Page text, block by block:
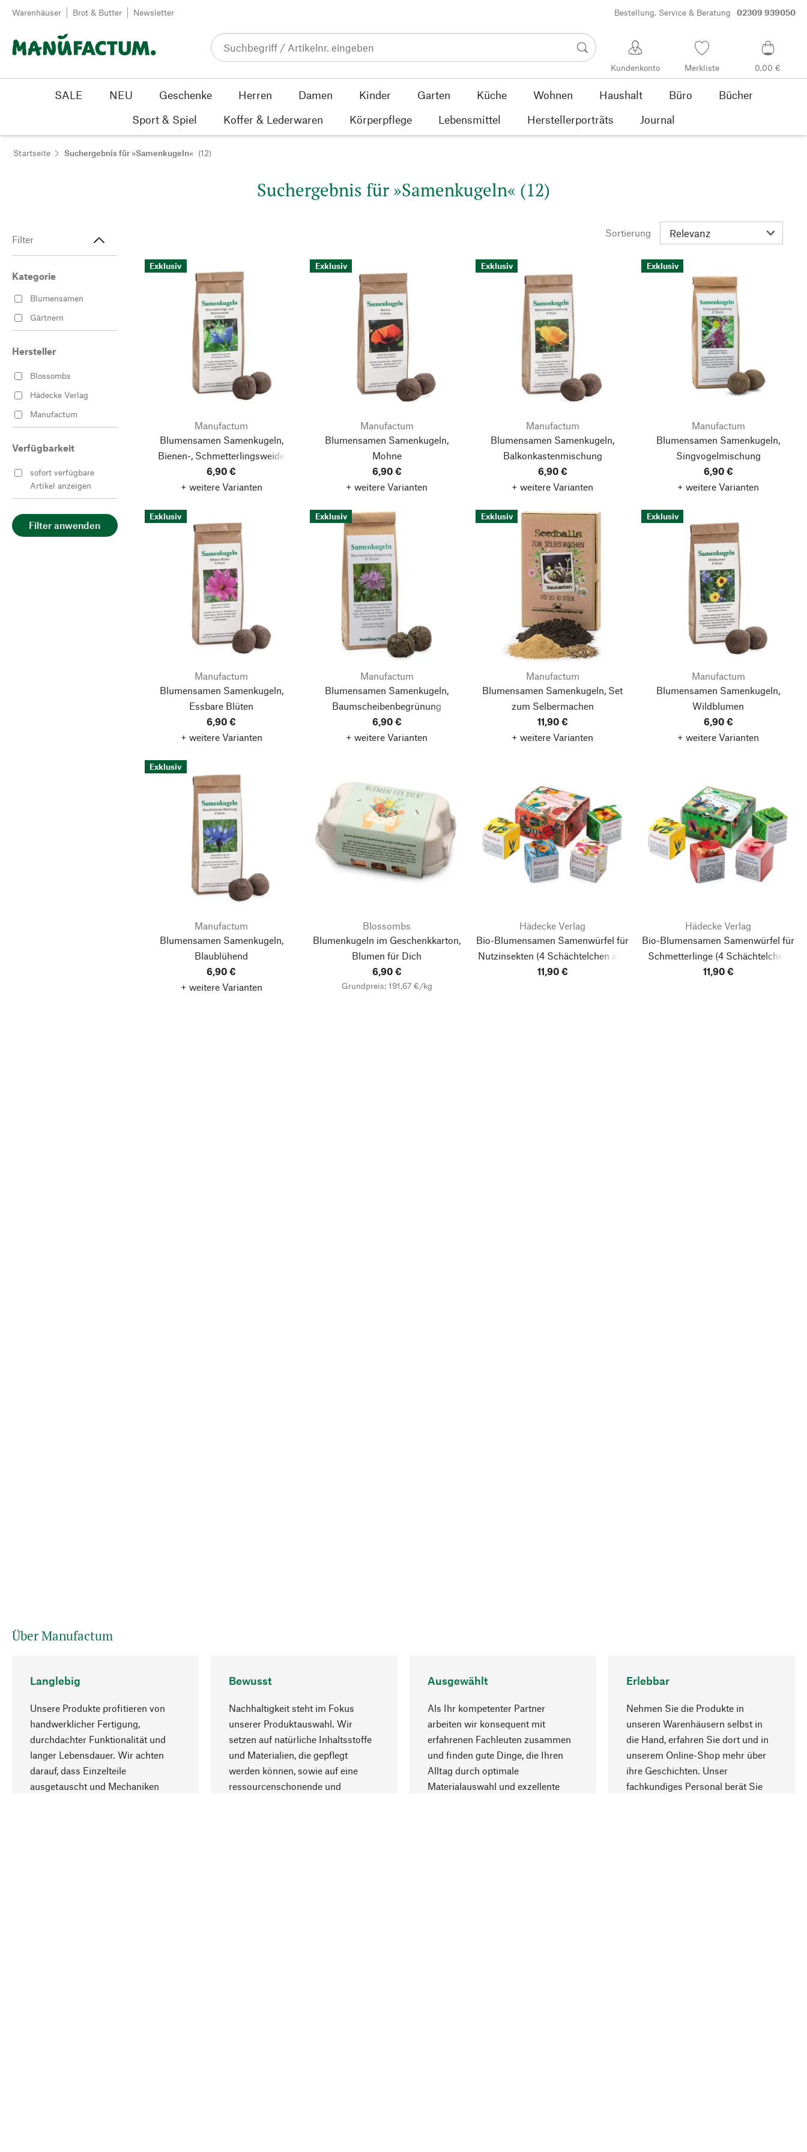
Zum Inhalt springen
Warenhäuser Brot & Butter Newsletter Bestellung, Service & Beratung 02309 939050
Kundenkonto Merkliste 0,00 €
SALE NEU Geschenke Herren Damen Kinder Garten Küche Wohnen Haushalt Büro
Bücher
Sport & Spiel
Koffer & Lederwaren Körperpflege Lebensmittel Herstellerporträts Journal
Startseite Suchergebnis für »Samenkugeln« (12)
Suchergebnis für »Samenkugeln« (12)
Filter
Kategorie
Blumensamen
Gärtnern
Hersteller
Blossombs
Hädecke Verlag
Manufactum
Verfügbarkeit
sofort verfügbare
Artikel anzeigen
Filter anwenden
Sortierung
Exklusiv
Manufactum
Blumensamen Samenkugeln,
Bienen-, Schmetterlingsweide
6,90 €
+ weitere Varianten
Exklusiv
Manufactum
Blumensamen Samenkugeln,
Mohne
6,90 €
+ weitere Varianten
Exklusiv
Manufactum
Blumensamen Samenkugeln,
Balkonkastenmischung
6,90 €
+ weitere Varianten
Exklusiv
Manufactum
Blumensamen Samenkugeln,
Singvogelmischung
6,90 €
+ weitere Varianten
Exklusiv
Manufactum
Blumensamen Samenkugeln,
Essbare Blüten
6,90 €
+ weitere Varianten
Exklusiv
Manufactum
Blumensamen Samenkugeln,
Baumscheibenbegrünung
6,90 €
+ weitere Varianten
Exklusiv
Manufactum
Blumensamen Samenkugeln, Set
zum Selbermachen
11,90 €
+ weitere Varianten
Exklusiv
Manufactum
Blumensamen Samenkugeln,
Wildblumen
6,90 €
+ weitere Varianten
Exklusiv
Manufactum
Blumensamen Samenkugeln,
Blaublühend
6,90 €
+ weitere Varianten
Blossombs
Blumenkugeln im Geschenkkarton,
Blumen für Dich
6,90 €
Grundpreis: 191,67 €/kg
Hädecke Verlag
Bio-Blumensamen Samenwürfel für
Nutzinsekten (4 Schächtelchen aus
Pappe in 1 Umverpackung)
11,90 €
Hädecke Verlag
Bio-Blumensamen Samenwürfel für
Schmetterlinge (4 Schächtelchen
aus Pappe in 1 Umverpackung)
11,90 €
Über Manufactum
Langlebig
Unsere Produkte profitieren von
handwerklicher Fertigung,
durchdachter Funktionalität und
langer Lebensdauer. Wir achten
darauf, dass Einzelteile
ausgetauscht und Mechaniken
Bewusst
Nachhaltigkeit steht im Fokus
unserer Produktauswahl. Wir
setzen auf natürliche Inhaltsstoffe
und Materialien, die gepflegt
werden können, sowie auf eine
ressourcenschonende und
Ausgewählt
Als Ihr kompetenter Partner
arbeiten wir konsequent mit
erfahrenen Fachleuten zusammen
und finden gute Dinge, die Ihren
Alltag durch optimale
Materialauswahl und exzellente
Erlebbar
Nehmen Sie die Produkte in
unseren Warenhäusern selbst in
die Hand, erfahren Sie dort und in
unserem Online-Shop mehr über
ihre Geschichten. Unser
fachkundiges Personal berät Sie